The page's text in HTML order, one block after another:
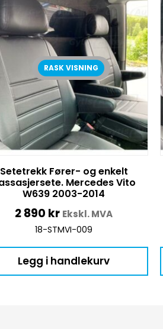
RASK VISNING
Setetrekk Fører- og enkelt
Mercedes Vito
W639 2003-2014
2 890 kr Ekskl. MVA
18-STMVI-009
Legg i handlekurv